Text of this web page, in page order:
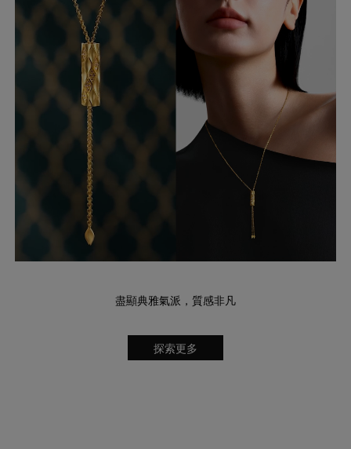
盡顯典雅氣派，質感非凡
探索更多